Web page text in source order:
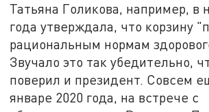
Татьяна Голикова, например, в
года утверждала, что корзину
рациональным нормам
Звучало это так убедительно,
поверил и президент. Совсем
январе 2020 года, на встрече с